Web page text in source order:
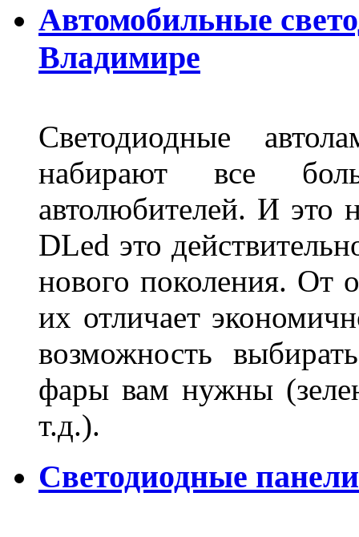
Автомобильные
Владимире
Светодиодные
набирают все
автолюбителей. И это
DLed это
нового поколения. От
их отличает
возможность
фары вам нужны
т.д.).
Светодиодные